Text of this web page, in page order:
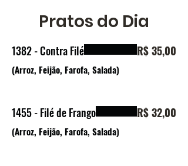
Pratos do Dia
1382 - Contra Filé
(Arroz, Feijão, Farofa, Salada)
R$ 35,00
1455 - Filé de Frango
(Arroz, Feijão, Farofa, Salada)
R$ 32,00